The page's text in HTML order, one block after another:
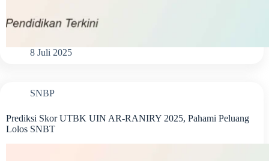
8 Juli 2025
SNBP
Prediksi Skor UTBK UIN AR-RANIRY 2025, Pahami Peluang
Lolos SNBT